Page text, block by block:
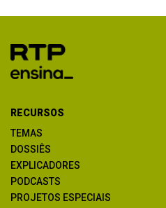
RECURSOS
TEMAS
DOSSIÊS
EXPLICADORES
PODCASTS
PROJETOS ESPECIAIS